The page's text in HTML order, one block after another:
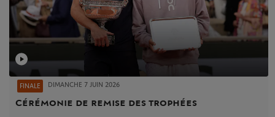
FINALE DIMANCHE 7 JUIN 2026
Cérémonie de remise des trophées